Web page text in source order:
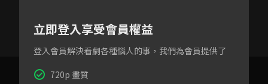
立即登入享受會員權益
登入會員解決看劇各種惱人的事，我們為會員提供了
720p 畫質